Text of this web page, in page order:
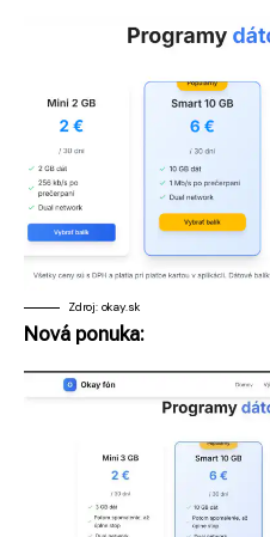
Zdroj: okay.sk
Nová ponuka: